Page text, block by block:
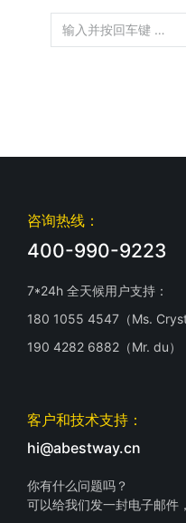
咨询热线：
400-990-9223
7*24h 全天候用户支持：
180 1055 4547（Ms.
190 4282 6882（Mr. du）
客户和技术支持：
hi@abestway.cn
你有什么问题吗？
可以给我们发一封电子邮件